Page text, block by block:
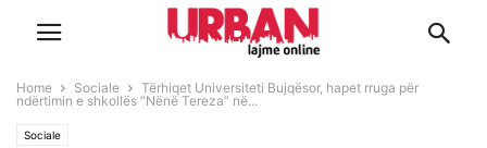
Home Sociale
Tërhiqet Universiteti Bujqësor, hapet rruga për
ndërtimin e shkollës “Nënë Tereza” në...
Sociale